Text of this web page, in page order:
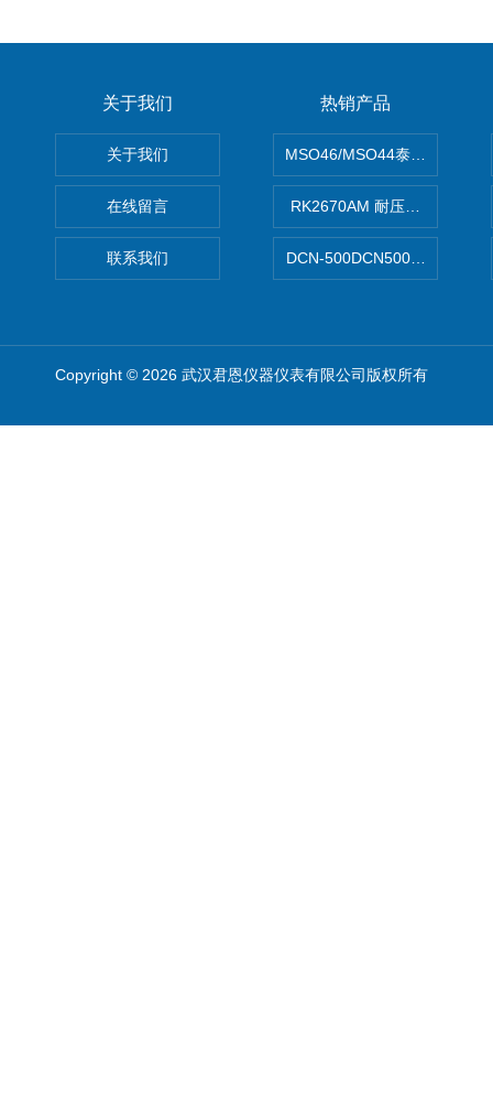
关于我们
关于我们
在线留言
联系我们
热销产品
MSO46/MSO44泰克
RK2670AM 耐压测试仪
DCN-500DCN500资料收集器
Copyright © 2026 武汉君恩仪器仪表有限公司版权所有